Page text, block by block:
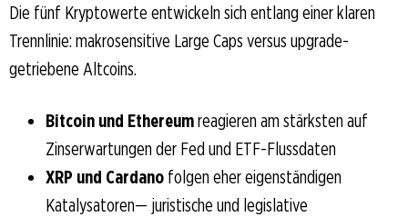
Die fünf Kryptowerte entwickeln sich entlang einer klaren
Trennlinie: makrosensitive Large Caps versus upgrade-
getriebene Altcoins.
Bitcoin und Ethereumreagieren am stärksten auf
Zinserwartungen der Fed und ETF-Flussdaten
XRP und Cardano folgen eher eigenständigen
Katalysatoren— juristische und legislative